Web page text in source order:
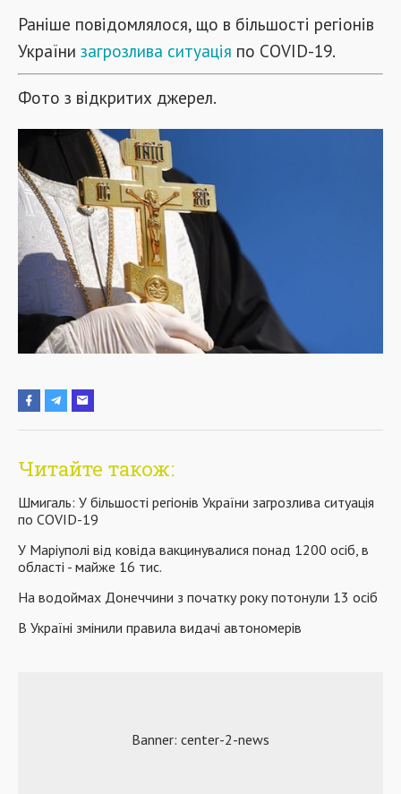
Раніше повідомлялося, що в більшості регіонів
України загрозлива ситуація по COVID-19.
Фото з відкритих джерел.
Читайте також:
Шмигаль: У більшості регіонів України загрозлива ситуація
по COVID-19
У Маріуполі від ковіда вакцинувалися понад 1200 осіб, в
області - майже 16 тис.
На водоймах Донеччини з початку року потонули 13 осіб
В Україні змінили правила видачі автономерів